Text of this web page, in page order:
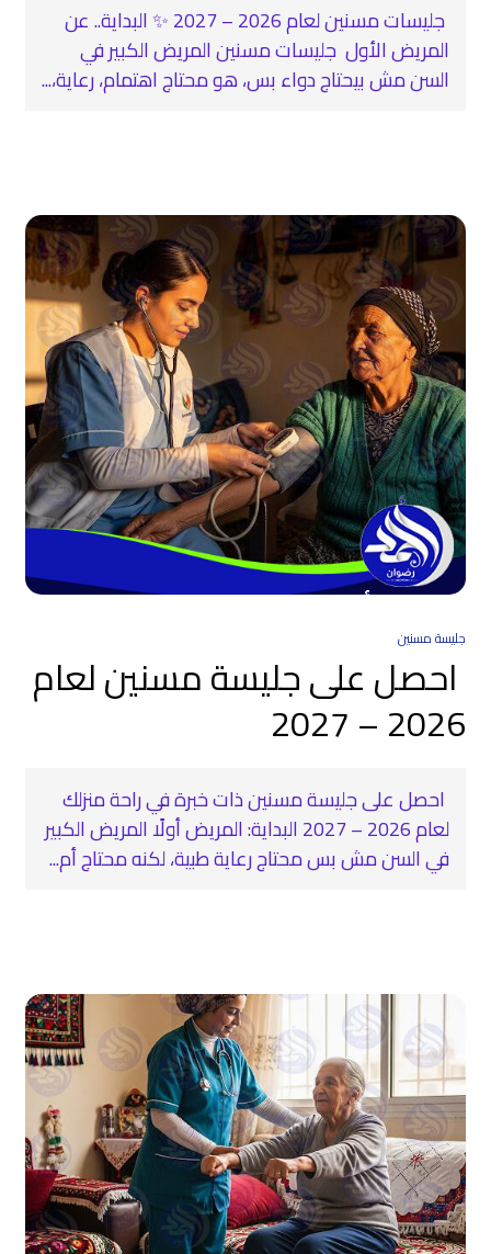
جليسات مسنين لعام 2026 – 2027 ✨ البداية.. عن
المريض الأول جليسات مسنين المريض الكبير في
السن مش بيحتاج دواء بس، هو محتاج اهتمام، رعاية،...
جليسة مسنين
احصل على جليسة مسنين لعام
2026 – 2027
احصل على جليسة مسنين ذات خبرة في راحة منزلك
لعام 2026 – 2027 البداية: المريض أولًا المريض الكبير
في السن مش بس محتاج رعاية طبية، لكنه محتاج أم...